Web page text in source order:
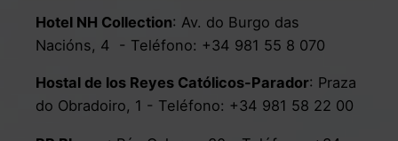
Hotel NH Collection: Av. do Burgo das
Nacións, 4 - Teléfono: +34 981 55 8 070
Hostal de los Reyes Católicos-Parador: Praza
do Obradoiro, 1 - Teléfono: +34 981 58 22 00